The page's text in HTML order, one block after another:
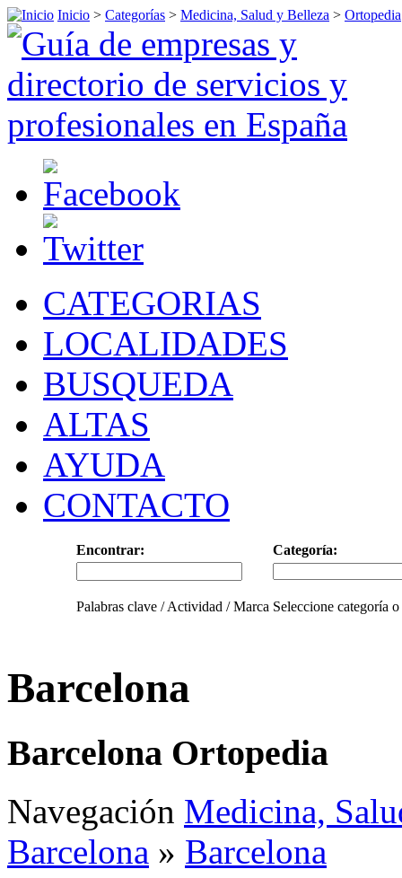
Inicio > Categorías > Medicina, Salud y Belleza > Ortopedia
CATEGORIAS
LOCALIDADES
BUSQUEDA
ALTAS
AYUDA
CONTACTO
Encontrar: Categoría:
Palabras clave / Actividad / Marca Seleccione categoría
Barcelona
Barcelona Ortopedia
Navegación Medicina,
Barcelona » Barcelona